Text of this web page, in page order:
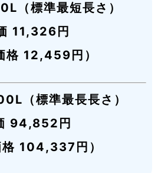
（標準最短長さ）
11,326円
格 12,459円）
（標準最長長さ）
94,852円
格 104,337円）